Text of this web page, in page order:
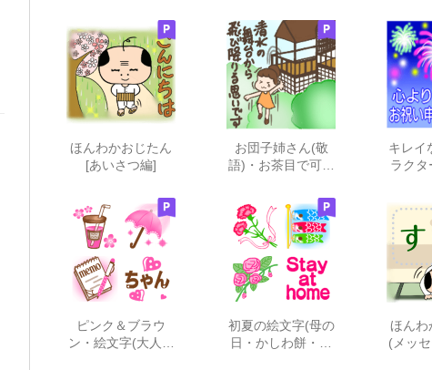
ほんわかおじたん
[あいさつ編]
お団子姉さん(敬
語)・お茶目で可愛
キレイ
ラクタ
ピンク＆ブラウ
ン・絵文字(大人・
初夏の絵文字(母の
日・かしわ餅・鯉
ほんわ
(メッセ